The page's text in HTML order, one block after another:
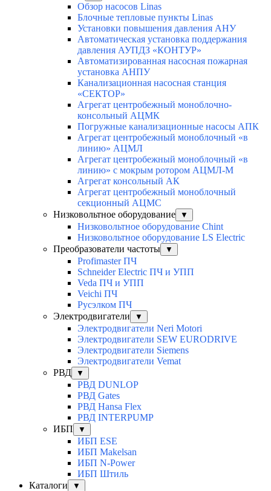
Обзор насосов Linas
Блочные тепловые пункты Linas
Установки повышения давления АНУ
Автоматическая установка поддержания
давления АУПДЗ «КОНТУР»
Автоматизированная насосная пожарная
установка АНПУ
Канализационная насосная станция
«СЕКТОР»
Агрегат центробежный моноблочно-
консольный АЦМК
Погружные канализационные насосы АПК
Агрегат центробежный моноблочный «в
линию» АЦМЛ
Агрегат центробежный моноблочный «в
линию» с мокрым ротором АЦМЛ-М
Агрегат консольный АК
Агрегат центробежный моноблочный
секционный АЦМС
Низковольтное оборудование
▼
Низковольтное оборудование Chint
Низковольтное оборудование LS Electric
Преобразователи частоты
▼
Profimaster ПЧ
Schneider Electric ПЧ и УПП
Veda ПЧ и УПП
Veichi ПЧ
Русэлком ПЧ
Электродвигатели
▼
Электродвигатели Neri Motori
Электродвигатели SEW EURODRIVE
Электродвигатели Siemens
Электродвигатели Vemat
РВД
▼
РВД DUNLOP
РВД Gates
РВД Hansa Flex
РВД INTERPUMP
ИБП
▼
ИБП ESE
ИБП Makelsan
ИБП N-Power
ИБП Штиль
Каталоги
▼